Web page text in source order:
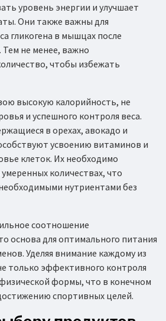
уровень энергии и улучшает
Они также важны для
гликогена в мышцах после
Тем не менее, важно
чтобы избежать
высокую калорийность, не
и успешного контроля веса.
в орехах, авокадо и
усвоению витаминов и
клеток. Их необходимо
количествах, что
нутриентами без
соотношение
основа для оптимального питания
Уделяя внимание каждому из
только эффективного контроля
формы, что в конечном
спортивных целей.